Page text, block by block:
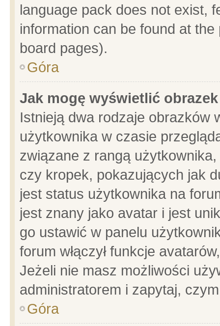
language pack does not exist,
information can be found at
board pages).
Góra
Jak mogę wyświetlić
Istnieją dwa rodzaje obrazków
użytkownika w czasie
związane z rangą
czy kropek, pokazujących jak
jest status użytkownika na
jest znany jako avatar i jest
go ustawić w panelu
forum włączył funkcje
Jeżeli nie masz możliwości
administratorem i zapytaj,
Góra